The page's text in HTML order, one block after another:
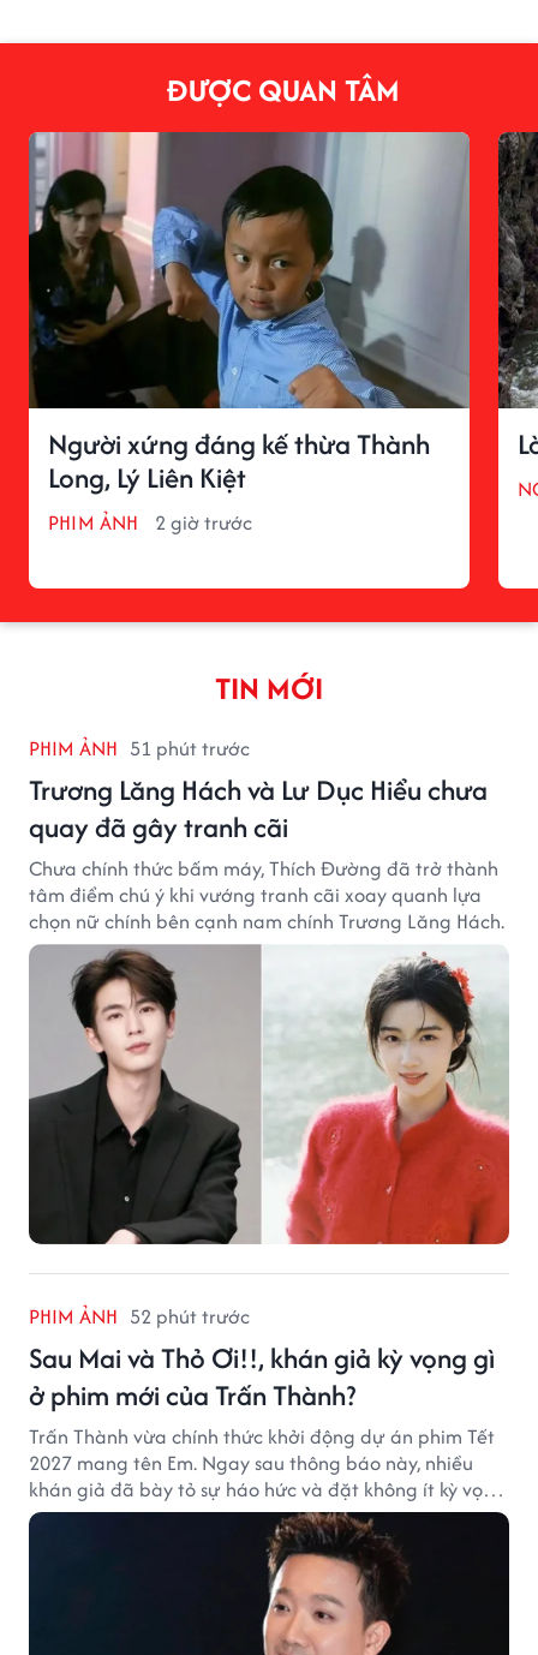
ĐƯỢC QUAN TÂM
Người xứng đáng kế thừa Thành
Long, Lý Liên Kiệt
PHIM ẢNH 2 giờ trước
TIN MỚI
PHIM ẢNH 51 phút trước
Trương Lăng Hách và Lư Dục Hiểu chưa
quay đã gây tranh cãi
Chưa chính thức bấm máy, Thích Đường đã trở thành
tâm điểm chú ý khi vướng tranh cãi xoay quanh lựa
chọn nữ chính bên cạnh nam chính Trương Lăng Hách.
PHIM ẢNH 52 phút trước
Sau Mai và Thỏ Ơi!!, khán giả kỳ vọng gì
ở phim mới của Trấn Thành?
Trấn Thành vừa chính thức khởi động dự án phim Tết
2027 mang tên Em. Ngay sau thông báo này, nhiều
khán giả đã bày tỏ sự háo hức và đặt không ít kỳ vọng
vào bộ phim mới của Trấn Thành.